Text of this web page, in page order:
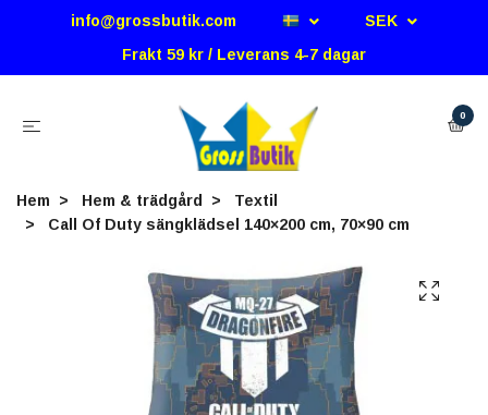
info@grossbutik.com
SEK
Frakt 59 kr / Leverans 4-7 dagar
0
Hem Hem & trädgård
Textil
Call Of Duty sängklädsel 140×200 cm, 70×90 cm